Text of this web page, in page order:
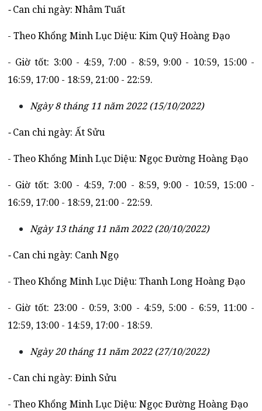
-Can chi ngày: Nhâm Tuất
- Theo Khổng Minh Lục Diệu: Kim Quỹ Hoàng Đạo
- Giờ tốt: 3:00 - 4:59, 7:00 - 8:59, 9:00 - 10:59, 15:00 -
16:59, 17:00 - 18:59, 21:00 - 22:59.
Ngày 8 tháng 11 năm 2022 (15/10/2022)
-Can chi ngày: Ất Sửu
- Theo Khổng Minh Lục Diệu: Ngọc Đường Hoàng Đạo
- Giờ tốt: 3:00 - 4:59, 7:00 - 8:59, 9:00 - 10:59, 15:00 -
16:59, 17:00 - 18:59, 21:00 - 22:59.
Ngày 13 tháng 11 năm 2022 (20/10/2022)
-Can chi ngày: Canh Ngọ
- Theo Khổng Minh Lục Diệu: Thanh Long Hoàng Đạo
- Giờ tốt: 23:00 - 0:59, 3:00 - 4:59, 5:00 - 6:59, 11:00 -
12:59, 13:00 - 14:59, 17:00 - 18:59.
Ngày 20 tháng 11 năm 2022 (27/10/2022)
-Can chi ngày: Đinh Sửu
- Theo Khổng Minh Lục Diệu: Ngọc Đường Hoàng Đạo